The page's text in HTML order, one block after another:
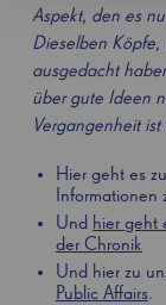
Aspekt, den es
Dieselben Köpfe,
ausgedacht
über gute Ideen
Vergangenheit
Hier geht es
Und hier geht
der Chronik
Und hier zu
Public Affairs.